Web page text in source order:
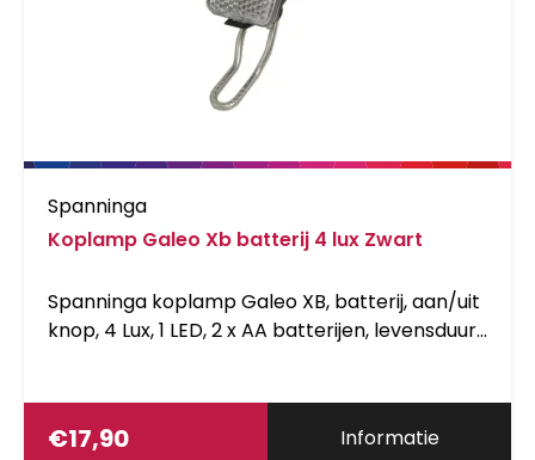
Spanninga
Koplamp Galeo Xb batterij 4 lux Zwart
Spanninga koplamp Galeo XB, batterij, aan/uit
knop, 4 Lux, 1 LED, 2 x AA batterijen, levensduur
€17,90 Informatie